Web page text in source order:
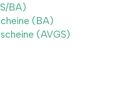
BA)
(BA)
(AVGS)